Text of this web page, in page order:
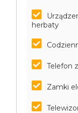
herbaty
Telefon
Zamki